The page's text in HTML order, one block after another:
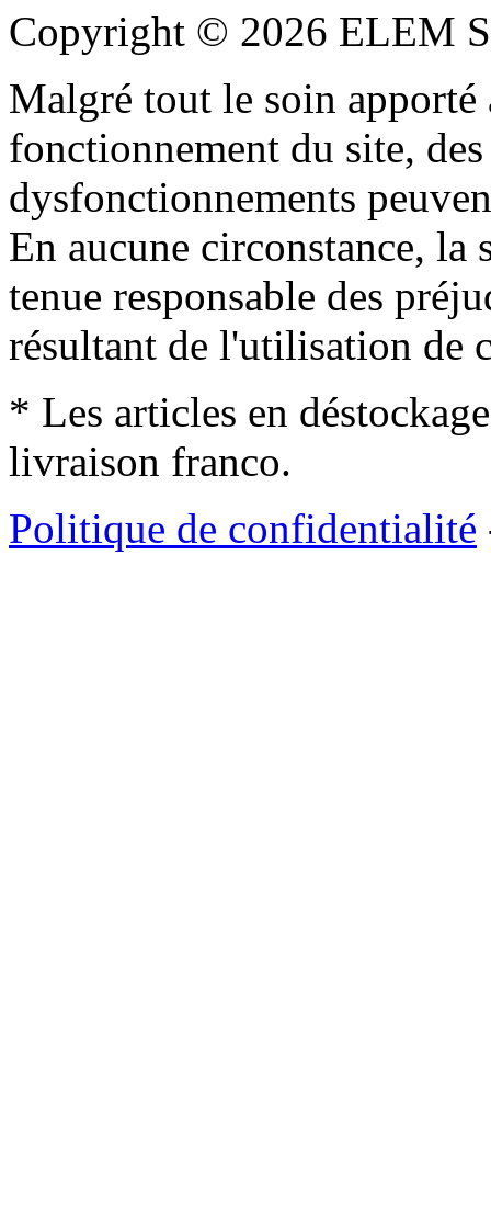
Copyright © 2026 ELEM
Malgré tout le soin apporté
fonctionnement du site,
dysfonctionnements
En aucune circonstance, la
tenue responsable des
résultant de l'utilisation de
* Les articles en
livraison franco.
Politique de confidentialité